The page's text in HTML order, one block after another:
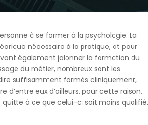
à se former à la psychologie. La
nécessaire à la pratique, et pour
également jalonner la formation du
du métier, nombreux sont les
suffisamment formés cliniquement,
eux d’ailleurs, pour cette raison,
quitte à ce que celui-ci soit moins qualifié.